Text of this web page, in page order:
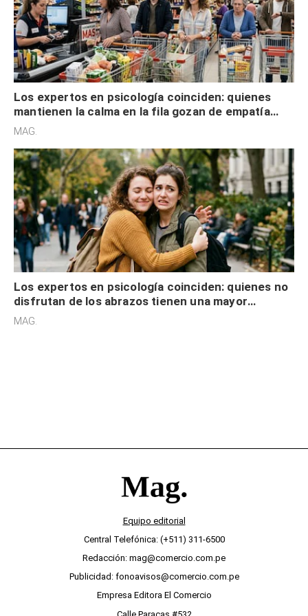
Los expertos en psicología coinciden: quienes
mantienen la calma en la fila gozan de empatía
cognitiva, gratitud y no solo tienen autocontrol
MAG.
Los expertos en psicología coinciden: quienes no
disfrutan de los abrazos tienen una mayor
sensibilidad a los estímulos físicos y no es por
MAG.
Equipo editorial
Central Telefónica: (+511) 311-6500
Redacción: mag@comercio.com.pe
Publicidad: fonoavisos@comercio.com.pe
Empresa Editora El Comercio